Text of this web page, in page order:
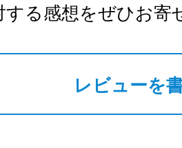
する感想をぜひお寄
レビューを